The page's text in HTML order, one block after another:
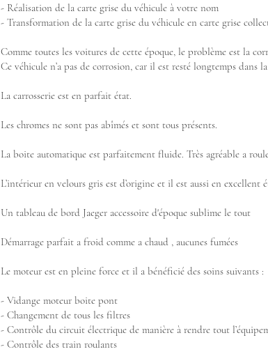
- Réalisation de la carte grise du véhicule à votre nom
- Transformation de la carte grise du véhicule en carte grise
Comme toutes les voitures de cette époque, le problème est la
Ce véhicule n’a pas de corrosion, car il est resté longtemps dans
La carrosserie est en parfait état.
Les chromes ne sont pas abîmés et sont tous présents.
La boite automatique est parfaitement fluide. Très agréable a
L’intérieur en velours gris est d’origine et il est aussi en
Un tableau de bord Jaeger accessoire d'époque sublime le tout
Démarrage parfait a froid comme a chaud , aucunes fumées
Le moteur est en pleine force et il a bénéficié des soins suivants :
- Vidange moteur boite pont
- Changement de tous les filtres
- Contrôle du circuit électrique de manière à rendre tout
- Contrôle des train roulants